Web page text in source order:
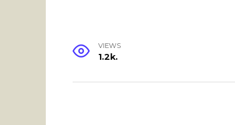
VIEWS
1.2k.